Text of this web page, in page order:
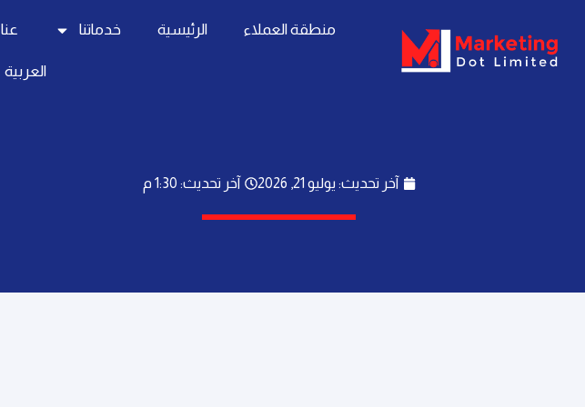
المحتوى
منطقة العملاء الرئيسية خدماتنا عنا
العربية
آخر تحديث: يوليو 21, 2026 آخر تحديث: 1:30 م